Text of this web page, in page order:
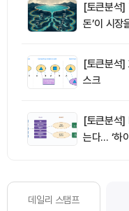
[토큰분석]
돈’이 시장
[토큰분석]
스크
[토큰분석]
는다… ‘하
데일리 스탬프